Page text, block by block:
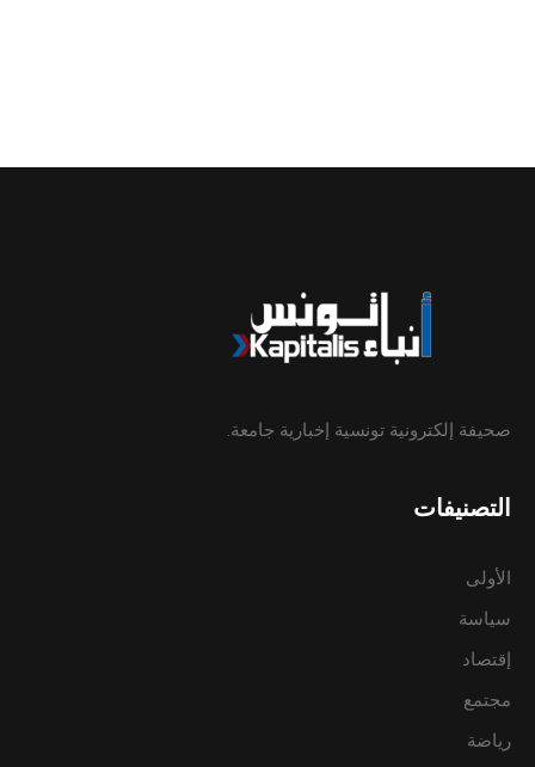
صحيفة إلكترونية تونسية إخبارية جامعة.
التصنيفات
الأولى
سياسة
إقتصاد
مجتمع
رياضة